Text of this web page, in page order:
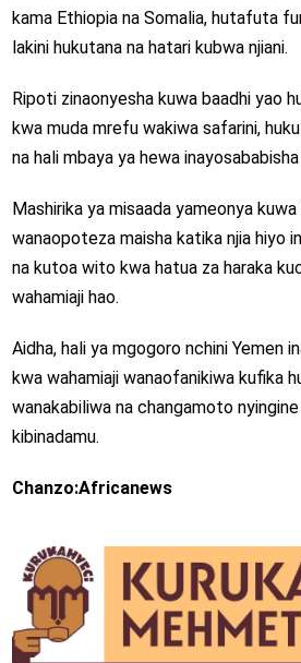
kama Ethiopia na Somalia, hutafuta
lakini hukutana na hatari kubwa njiani.
Ripoti zinaonyesha kuwa baadhi yao
kwa muda mrefu wakiwa safarini,
na hali mbaya ya hewa
Mashirika ya misaada yameonya
wanaopoteza maisha katika njia hiyo
na kutoa wito kwa hatua za haraka
wahamiaji hao.
Aidha, hali ya mgogoro nchini Yemen
kwa wahamiaji wanaofanikiwa kufika
wanakabiliwa na changamoto
kibinadamu.
Chanzo:Africanews